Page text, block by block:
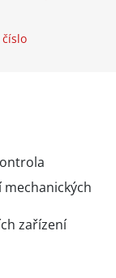
zařízení